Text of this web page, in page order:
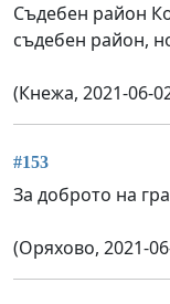
Съдебен район
съдебен район,
(Кнежа, 2021-06-
#153
За доброто на
(Оряхово, 2021-